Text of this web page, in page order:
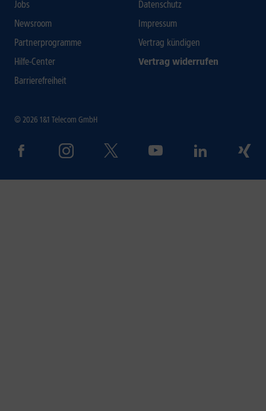
Jobs
Newsroom
Partnerprogramme
Hilfe-Center
Barrierefreiheit
Datenschutz
Impressum
Vertrag kündigen
Vertrag widerrufen
© 2026 1&1 Telecom GmbH